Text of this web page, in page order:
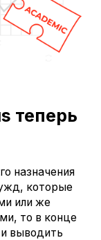
теперь
назначения
которые
или же
то в конце
выводить